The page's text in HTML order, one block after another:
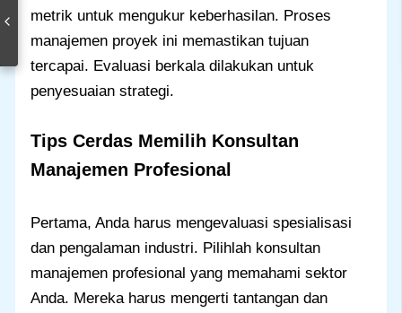
metrik untuk mengukur keberhasilan. Proses
manajemen proyek ini memastikan tujuan
tercapai. Evaluasi berkala dilakukan untuk
penyesuaian strategi.
Tips Cerdas Memilih Konsultan
Manajemen Profesional
Pertama, Anda harus mengevaluasi spesialisasi
dan pengalaman industri. Pilihlah konsultan
manajemen profesional yang memahami sektor
Anda. Mereka harus mengerti tantangan dan